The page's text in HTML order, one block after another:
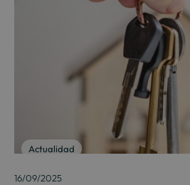
Actualidad
16/09/2025